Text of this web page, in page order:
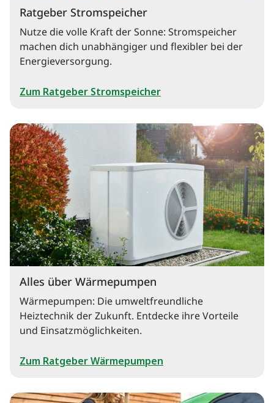
Ratgeber Stromspeicher
Nutze die volle Kraft der Sonne: Stromspeicher
machen dich unabhängiger und flexibler bei der
Energieversorgung.
Zum Ratgeber Stromspeicher
Alles über Wärmepumpen
Wärmepumpen: Die umweltfreundliche
Heiztechnik der Zukunft. Entdecke ihre Vorteile
und Einsatzmöglichkeiten.
Zum Ratgeber Wärmepumpen